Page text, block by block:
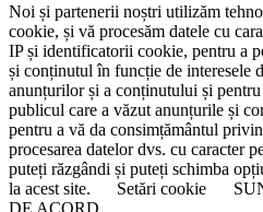
Noi și partenerii noștri utilizăm
cookie, și vă procesăm datele cu
IP și identificatorii cookie, pentru a
și conținutul în funcție de interesele
anunțurilor și a conținutului și
publicul care a văzut anunțurile și
pentru a vă da consimțământul
procesarea datelor dvs. cu caracter
puteți răzgândi și puteți schimba
la acest site.
Setări cookie
DE ACORD